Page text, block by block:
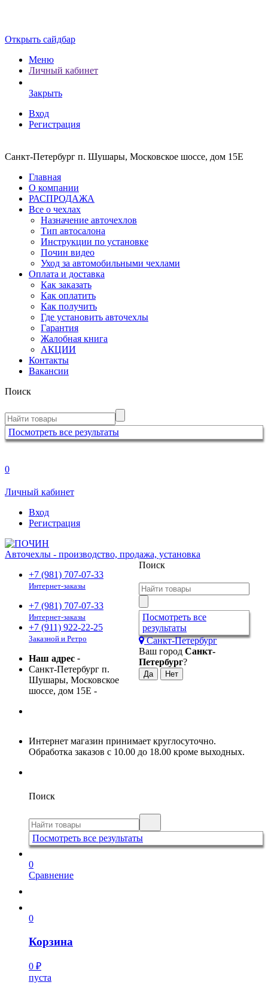
Открыть сайдбар
Меню
Личный кабинет
Закрыть
Вход
Регистрация
Санкт-Петербург п. Шушары, Московское шоссе, дом 15Е
Главная
О компании
РАСПРОДАЖА
Все о чехлах
Назначение авточехлов
Тип автосалона
Инструкции по установке
Почин видео
Уход за автомобильными чехлами
Оплата и доставка
Как заказать
Как оплатить
Как получить
Где установить авточехлы
Гарантия
Жалобная книга
АКЦИИ
Контакты
Вакансии
Поиск
Посмотреть все результаты
0
Личный кабинет
Вход
Регистрация
Авточехлы - производство, продажа, установка
+7 (981) 707-07-33
Интернет-заказы
+7 (981) 707-07-33
Интернет-заказы
+7 (911) 922-22-25
Заказной и Ретро
Наш адрес -
Санкт-Петербург п.
Шушары, Московское
шоссе, дом 15Е -
Поиск
Посмотреть все
результаты
Санкт-Петербург
Ваш город Санкт-
Петербург?
Интернет магазин принимает круглосуточно.
Обработка заказов с 10.00 до 18.00 кроме выходных.
Поиск
Посмотреть все результаты
0
Сравнение
0
Корзина
0 ₽
пуста